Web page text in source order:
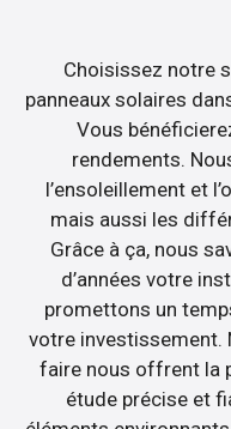
Choisissez notre
panneaux solaires
Vous
rendements.
l’ensoleillement et
mais aussi les
Grâce à ça, nous
d’années votre
promettons un
votre investissement.
faire nous offrent la
étude précise et